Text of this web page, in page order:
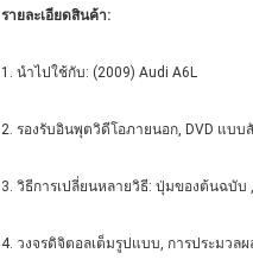
รายละเอียดสินค้า:
1. นำไปใช้กับ: (2009) Audi A6L
2. รองรับอินพุตวิดีโอภายนอก, DVD แบบ
3. วิธีการเปลี่ยนหลายวิธี: ปุ่มของต้นฉบับ
4. วงจรดิจิตอลเต็มรูปแบบ, การประมวล